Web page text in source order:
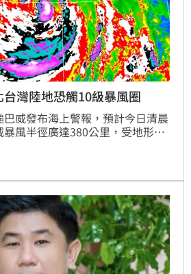
灣陸地恐觸10級暴風圈
威發布海上警報，預計今日清晨
風半徑廣達380公里，受地形影
顯著增強，11日北部恐觸10級
間歇陣雨，中南部需留意焚風高
升級，全台降雨劇增。提醒民眾
，儘速完成防颱準備，減少非必